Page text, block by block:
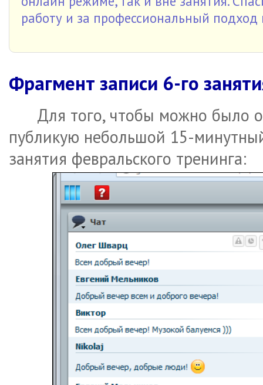
работу и за профессиональный подход
Фрагмент записи 6-го
Для того, чтобы можно было
публикую небольшой 15-
занятия февральского тренинга: